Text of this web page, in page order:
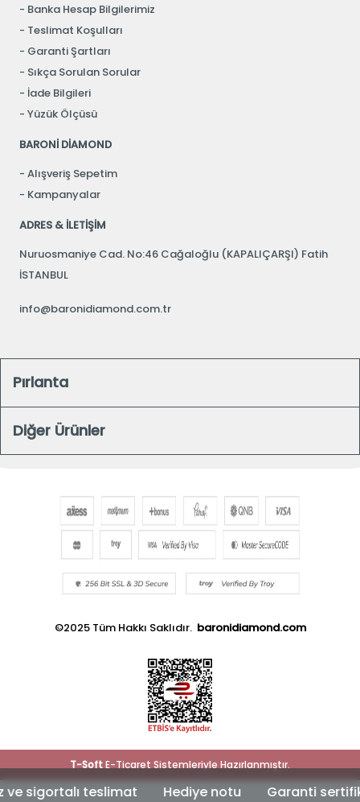
teslimat Hediye notu Garanti
Banka Hesap Bilgilerimiz
Teslimat Koşulları
Garanti Şartları
Sıkça Sorulan Sorular
İade Bilgileri
Yüzük Ölçüsü
BARONİ DİAMOND
Alışveriş Sepetim
Kampanyalar
ADRES & İLETİŞİM
Nuruosmaniye Cad. No:46 Cağaloğlu (KAPALIÇARŞI) Fatih
İSTANBUL
info@baronidiamond.com.tr
Pırlanta
Diğer Ürünler
©2025 Tüm Hakkı Saklıdır. baronidiamond.com
T-SoftE-Ticaret Sistemleriyle Hazırlanmıştır.